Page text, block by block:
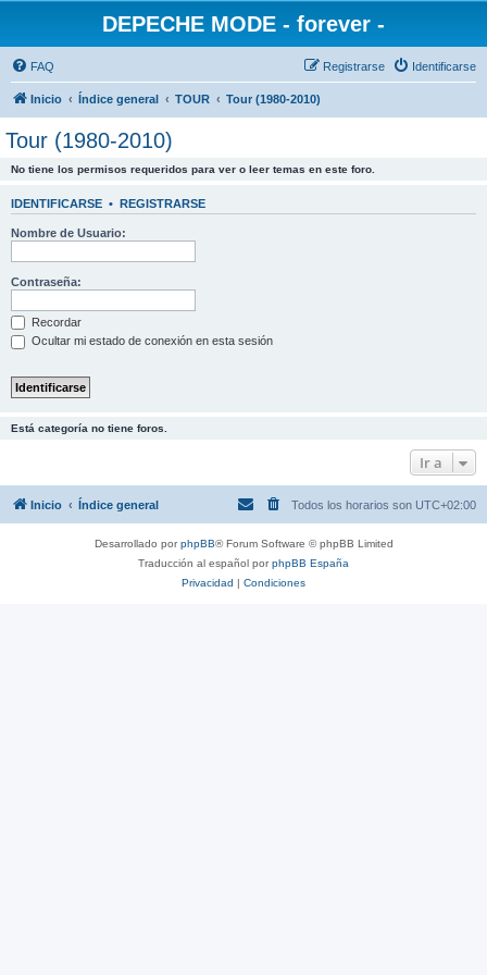
DEPECHE MODE - forever -
FAQ Identificarse
Registrarse
Inicio Índice general TOUR Tour (1980-2010)
Tour (1980-2010)
No tiene los permisos requeridos para ver o leer temas en este foro.
IDENTIFICARSE • REGISTRARSE
Nombre de Usuario:
Contraseña:
Recordar
Ocultar mi estado de conexión en esta sesión
Está categoría no tiene foros.
Ir a
Inicio Índice general Todos los horarios son UTC+02:00
Desarrollado porphpBB® Forum Software © phpBB Limited
Traducción al español porphpBB España
Privacidad | Condiciones